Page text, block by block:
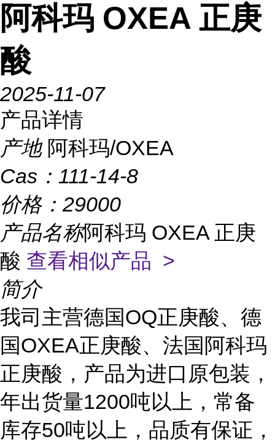
阿科玛 OXEA 正庚
酸
2025-11-07
产品详情
产地 阿科玛/OXEA
Cas： 111-14-8
价格： 29000
产品名称阿科玛 OXEA 正庚
酸 查看相似产品 >
简介
我司 主营德国OQ正庚酸、德
国OXEA正庚酸、法国阿科玛
正庚酸，产品为进口原包装，
年出货量1200吨以上，常备
库存50吨以上，品质有保证，